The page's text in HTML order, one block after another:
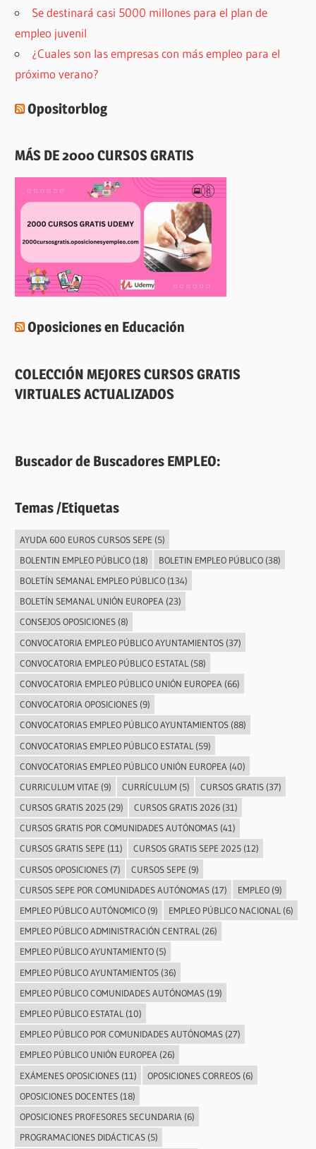
Se destinará casi 5000 millones para el plan de
empleo juvenil
¿Cuales son las empresas con más empleo para el
próximo verano?
Opositorblog
MÁS DE 2000 CURSOS GRATIS
Oposiciones en Educación
COLECCIÓN MEJORES CURSOS GRATIS
VIRTUALES ACTUALIZADOS
Buscador de Buscadores EMPLEO:
Temas /Etiquetas
AYUDA 600 EUROS CURSOS SEPE (5)
BOLENTIN EMPLEO PÚBLICO(18) BOLETIN EMPLEO PÚBLICO(38)
BOLETÍN SEMANAL EMPLEO PÚBLICO(134)
BOLETÍN SEMANAL UNIÓN EUROPEA(23)
CONSEJOS OPOSICIONES(8)
CONVOCATORIA EMPLEO PÚBLICO AYUNTAMIENTOS(37)
CONVOCATORIA EMPLEO PÚBLICO ESTATAL (58)
CONVOCATORIA EMPLEO PÚBLICO UNIÓN EUROPEA (66)
CONVOCATORIA OPOSICIONES(9)
CONVOCATORIAS EMPLEO PÚBLICO AYUNTAMIENTOS(88)
CONVOCATORIAS EMPLEO PÚBLICO ESTATAL (59)
CONVOCATORIAS EMPLEO PÚBLICO UNIÓN EUROPEA (40)
CURRICULUM VITAE (9) CURRÍCULUM (5) CURSOS GRATIS(37)
CURSOS GRATIS 2025(29) CURSOS GRATIS 2026(31)
CURSOS GRATIS POR COMUNIDADES AUTÓNOMAS(41)
CURSOS GRATIS SEPE (11) CURSOS GRATIS SEPE 2025(12)
CURSOS OPOSICIONES(7) CURSOS SEPE (9)
CURSOS SEPE POR COMUNIDADES AUTÓNOMAS(17) EMPLEO(9)
EMPLEO PÚBLICO AUTÓNOMICO(9) EMPLEO PÚBLICO NACIONAL (6)
EMPLEO PÚBLICO ADMINISTRACIÓN CENTRAL(26)
EMPLEO PÚBLICO AYUNTAMIENTO(5)
EMPLEO PÚBLICO AYUNTAMIENTOS(36)
EMPLEO PÚBLICO COMUNIDADES AUTÓNOMAS(19)
EMPLEO PÚBLICO ESTATAL (10)
EMPLEO PÚBLICO POR COMUNIDADES AUTÓNOMAS(27)
EMPLEO PÚBLICO UNIÓN EUROPEA(26)
EXÁMENES OPOSICIONES(11) OPOSICIONES CORREOS(6)
OPOSICIONES DOCENTES(18)
OPOSICIONES PROFESORES SECUNDARIA (6)
PROGRAMACIONES DIDÁCTICAS(5)